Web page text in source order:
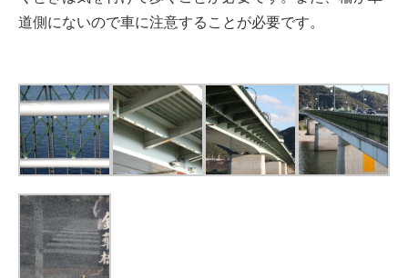
道側にないので車に注意することが必要です。